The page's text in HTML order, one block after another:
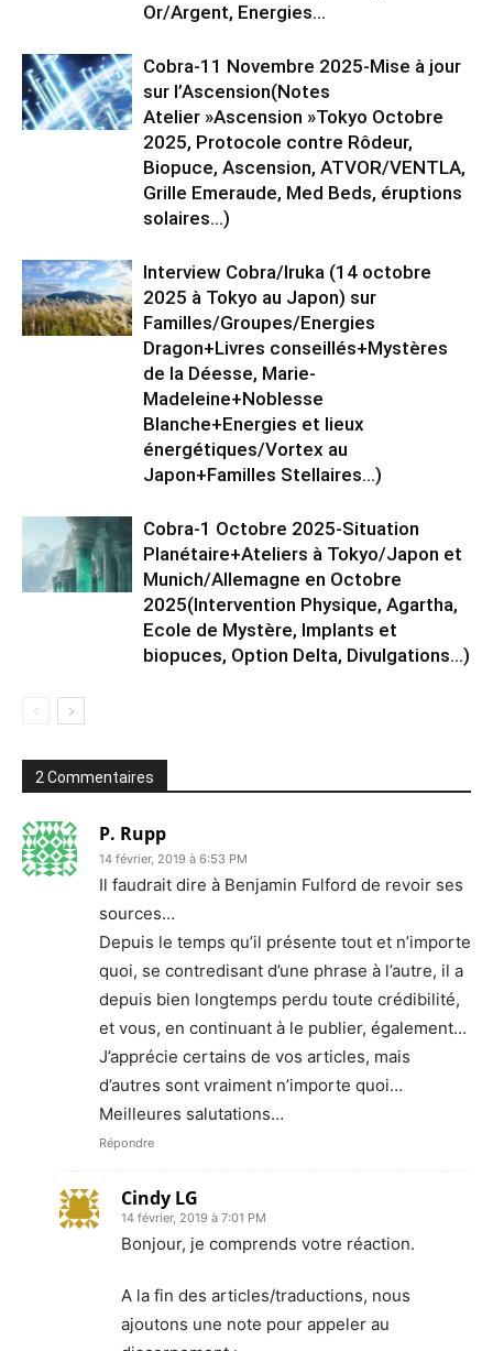
Or/Argent, Energies...
Cobra-11 Novembre 2025-Mise à jour
sur l’Ascension(Notes
Atelier »Ascension »Tokyo Octobre
2025, Protocole contre Rôdeur,
Biopuce, Ascension, ATVOR/VENTLA,
Grille Emeraude, Med Beds, éruptions
solaires…)
Interview Cobra/Iruka (14 octobre
2025 à Tokyo au Japon) sur
Familles/Groupes/Energies
Dragon+Livres conseillés+Mystères
de la Déesse, Marie-
Madeleine+Noblesse
Blanche+Energies et lieux
énergétiques/Vortex au
Japon+Familles Stellaires…)
Cobra-1 Octobre 2025-Situation
Planétaire+Ateliers à Tokyo/Japon et
Munich/Allemagne en Octobre
2025(Intervention Physique, Agartha,
Ecole de Mystère, Implants et
biopuces, Option Delta, Divulgations…)
2 Commentaires
P. Rupp
14 février, 2019 à 6:53 PM
Il faudrait dire à Benjamin Fulford de revoir ses
sources…
Depuis le temps qu’il présente tout et n’importe
quoi, se contredisant d’une phrase à l’autre, il a
depuis bien longtemps perdu toute crédibilité,
et vous, en continuant à le publier, également…
J’apprécie certains de vos articles, mais
d’autres sont vraiment n’importe quoi…
Meilleures salutations…
Répondre
Cindy LG
14 février, 2019 à 7:01 PM
Bonjour, je comprends votre réaction.
A la fin des articles/traductions, nous
ajoutons une note pour appeler au